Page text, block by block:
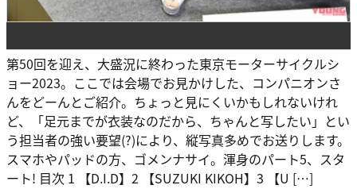
第50回を迎え、大盛況に終わった東京モーターサイクルシ
ョー2023。ここでは会場でお見かけした、コンパニオンさ
んをどーんとご紹介。ちょっと見にくいかもしれないけれ
ど、「足元までが衣装なのだから、ちゃんと写したい」とい
う担当者の強い要望(?)により、縦写真多めでお送りします。
スマホやパッドの方、ゴメンナサイ。渾身のパート5、スタ
ート! 目次 1 【D.I.D】2 【SUZUKI KIKOH】3 【U […]